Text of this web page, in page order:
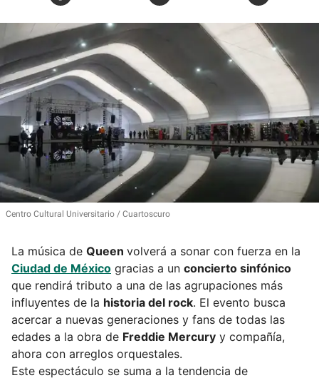
Centro Cultural Universitario Cuartoscuro
La música de Queen volverá a sonar con fuerza en la
Ciudad de México gracias a un concierto sinfónico
que rendirá tributo a una de las agrupaciones más
influyentes de la historia del rock. El evento busca
acercar a nuevas generaciones y fans de todas las
edades a la obra de Freddie Mercury y compañía,
ahora con arreglos orquestales.
Este espectáculo se suma a la tendencia de